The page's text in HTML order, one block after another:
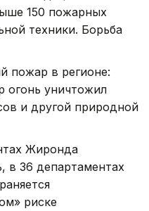
150 пожарных
техники. Борьба
пожар в регионе:
огонь уничтожил
и другой природной
Жиронда
в 36 департаментах
риске